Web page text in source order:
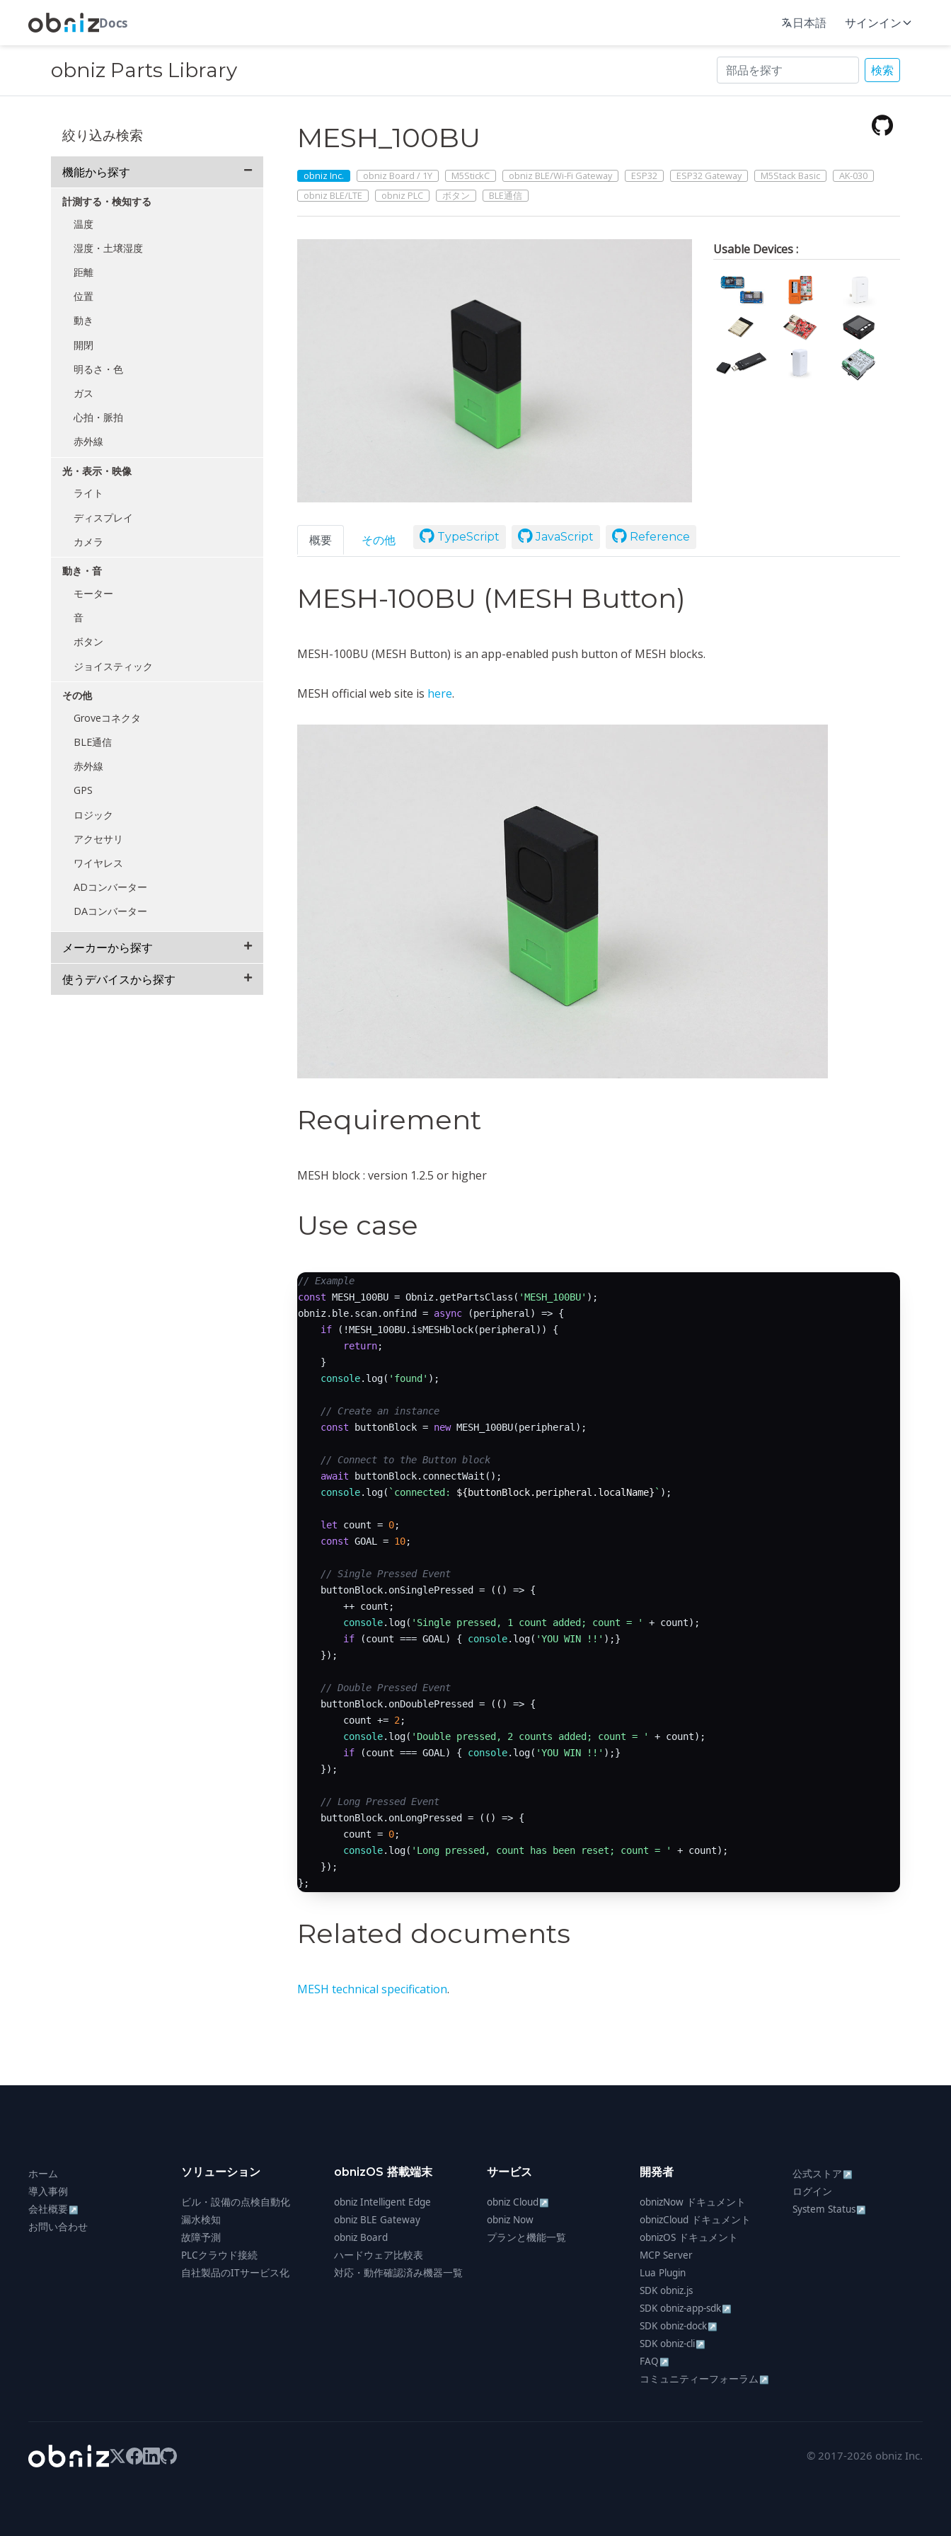
Docs 日本語 サインイン
obniz Parts Library 検索
絞り込み検索
機能から探す
計測する・検知する
温度
湿度・土壌湿度
距離
位置
動き
開閉
明るさ・色
ガス
心拍・脈拍
赤外線
光・表示・映像
ライト
ディスプレイ
カメラ
動き・音
モーター
音
ボタン
ジョイスティック
その他
Groveコネクタ
BLE通信
赤外線
GPS
ロジック
アクセサリ
ワイヤレス
ADコンバーター
DAコンバーター
メーカーから探す
使うデバイスから探す
MESH_100BU
obniz Inc. obniz Board / 1Y M5StickC obniz BLE/Wi-Fi Gateway ESP32 ESP32 Gateway M5Stack Basic
AK-030
obniz BLE/LTE
obniz PLC ボタン BLE通信
Usable Devices :
概要 その他 TypeScript JavaScript Reference
MESH-100BU (MESH Button)
MESH-100BU (MESH Button) is an app-enabled push button of MESH blocks.
MESH official web site is here.
Requirement
MESH block : version 1.2.5 or higher
Use case
// Example
const MESH_100BU = Obniz.getPartsClass( 'MESH_100BU' );
obniz.ble.scan.onfind = async (peripheral) => {
if (!MESH_100BU.isMESHblock(peripheral)) {
return;
    }
console.log( 'found' );
// Create an instance
const buttonBlock = new MESH_100BU(peripheral);
// Connect to the Button block
await buttonBlock.connectWait();
console.log( `connected: ${buttonBlock.peripheral.localName} ` );
let count = 0;
const GOAL = 10;
// Single Pressed Event
    buttonBlock.onSinglePressed =
( ( ) => {
        ++ count;
console.log( 'Single pressed, 1 count added; count = '
+ count);
if (count === GOAL) { console.log( 'YOU WIN !!' );}
    });
// Double Pressed Event
    buttonBlock.onDoublePressed =
( ( ) => {
        count +=
2 ;
console.log( 'Double pressed, 2 counts added; count = '
+ count);
if (count === GOAL) { console.log( 'YOU WIN !!' );}
    });
// Long Pressed Event
    buttonBlock.onLongPressed =
( ( ) => {
        count =
0;
console.log( 'Long pressed, count has been reset; count = '
+ count);
    });
Related documents
MESH technical specification.
ホーム
導入事例
会社概要↗
お問い合わせ
ソリューション
ビル・設備の点検自動化
漏水検知
故障予測
PLCクラウド接続
自社製品のITサービス化
obnizOS 搭載端末
obniz Intelligent Edge
obniz BLE Gateway
obniz Board
ハードウェア比較表
対応・動作確認済み機器一覧
サービス
obniz Cloud ↗
obniz Now
プランと機能一覧
開発者
obnizNow ドキュメント
obnizCloud ドキュメント
obnizOS ドキュメント
MCP Server
Lua Plugin
SDK obniz.js
SDK obniz-app-sdk↗
SDK obniz-dock↗
SDK obniz-cli↗
FAQ ↗
コミュニティーフォーラム ↗
公式ストア ↗
ログイン
System Status↗
© 2017-2026 obniz Inc.